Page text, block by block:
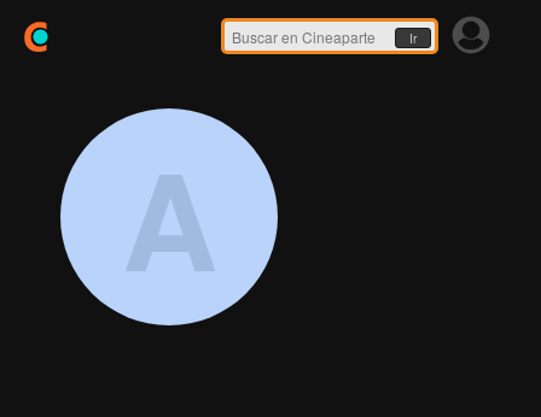
Ir
A